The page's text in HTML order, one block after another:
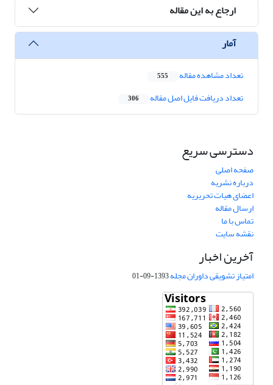
ارجاع به این مقاله
آمار
تعداد مشاهده مقاله 555
تعداد دریافت فایل اصل مقاله 306
دسترسی سریع
صفحه اصلی
درباره نشریه
اعضای هیات تحریریه
ارسال مقاله
تماس با ما
نقشه سایت
آخرین اخبار
امتیاز تشویقی داوران مجله1393-09-01